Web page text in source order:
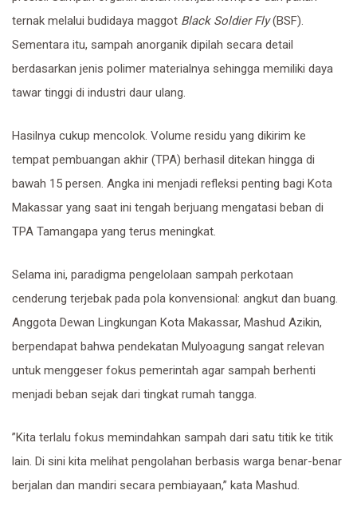
ternak melalui budidaya maggot Black Soldier Fly(BSF).
Sementara itu, sampah anorganik dipilah secara detail
berdasarkan jenis polimer materialnya sehingga memiliki daya
tawar tinggi di industri daur ulang.
​Hasilnya cukup mencolok. Volume residu yang dikirim ke
tempat pembuangan akhir (TPA) berhasil ditekan hingga di
bawah 15 persen. Angka ini menjadi refleksi penting bagi Kota
Makassar yang saat ini tengah berjuang mengatasi beban di
TPA Tamangapa yang terus meningkat.
Selama ini, paradigma pengelolaan sampah perkotaan
cenderung terjebak pada pola konvensional: angkut dan buang.
Anggota Dewan Lingkungan Kota Makassar, Mashud Azikin,
berpendapat bahwa pendekatan Mulyoagung sangat relevan
untuk menggeser fokus pemerintah agar sampah berhenti
menjadi beban sejak dari tingkat rumah tangga.
​”Kita terlalu fokus memindahkan sampah dari satu titik ke titik
lain. Di sini kita melihat pengolahan berbasis warga benar-benar
berjalan dan mandiri secara pembiayaan,” kata Mashud.